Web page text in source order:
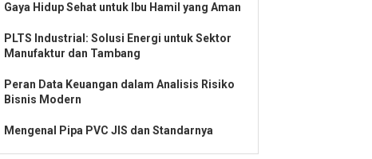
Gaya Hidup Sehat untuk Ibu Hamil yang Aman
PLTS Industrial: Solusi Energi untuk Sektor
Manufaktur dan Tambang
Peran Data Keuangan dalam Analisis Risiko
Bisnis Modern
Mengenal Pipa PVC JIS dan Standarnya